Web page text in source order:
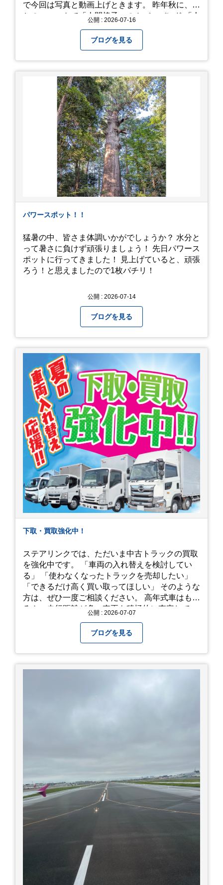
で今回は写真と動画上げときます。 昨年秋に、娘
とのユニットで「人間椅子」のカバーバンド 「人
画にしており、娘のファンからもアップしてくれ
ッ！」とされているので ここだけの公開としま
す。 非常に暑苦しいのでご観覧される方は、ご注
意くださいませ。 では、熱中症に気を付けて、お
過ごしください。
https://youtu.be/QWVP8qzpsUE
公開 : 2026-07-16
ブログを見る
パワースポット！！
猛暑の中、皆さま体調いかがでしょうか？ 水分と
って暑さに負けず頑張りましょう！ 先日パワース
ポットに行ってきました！ 見上げていると、頑張
ろう！と思えましたので1枚パチリ！
公開 : 2026-07-14
ブログを見る
下取・買取強化中！
ステアリンクでは、ただいま中古トラックの買取
を強化中です。 「車両の入れ替えを検討してい
る」 「使わなくなったトラックを売却したい」
「できるだけ高く買い取ってほしい」 そのような
方は、ぜひ一度ご相談ください。 高年式車はもち
ろん、走行距離が多い車両も積極的に査定してい
ただいており、豊富な販売ネットワークを活かし
た高価買取が可能です。
公開 : 2026-07-07
ブログを見る